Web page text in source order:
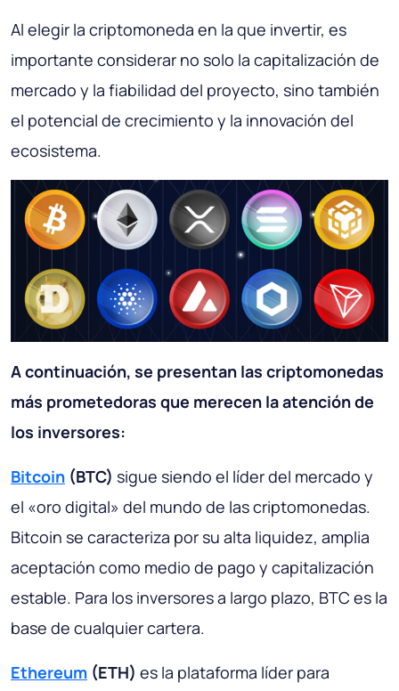
Al elegir la criptomoneda en la que invertir, es
importante considerar no solo la capitalización de
mercado y la fiabilidad del proyecto, sino también
el potencial de crecimiento y la innovación del
ecosistema.
A continuación, se presentan las criptomonedas
más prometedoras que merecen la atención de
los inversores:
Bitcoin (BTC) sigue siendo el líder del mercado y
el «oro digital» del mundo de las criptomonedas.
Bitcoin se caracteriza por su alta liquidez, amplia
aceptación como medio de pago y capitalización
estable. Para los inversores a largo plazo, BTC es la
base de cualquier cartera.
Ethereum (ETH) es la plataforma líder para